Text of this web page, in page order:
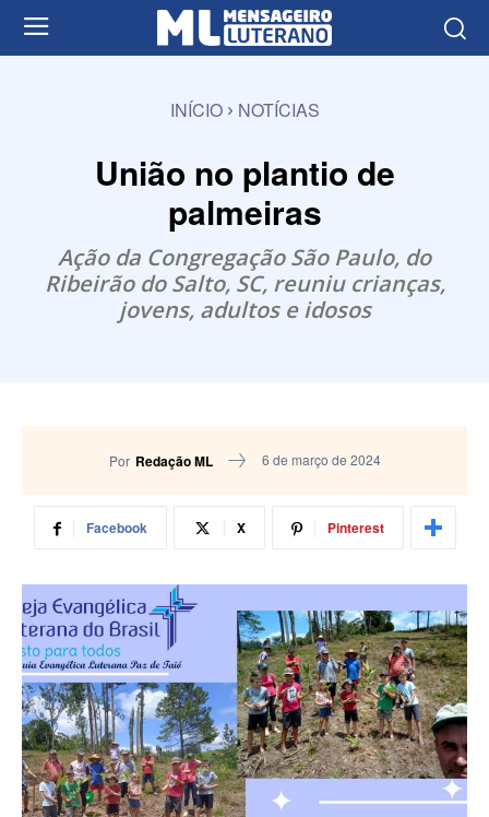
INÍCIO NOTÍCIAS
União no plantio de
palmeiras
Ação da Congregação São Paulo, do
Ribeirão do Salto, SC, reuniu crianças,
jovens, adultos e idosos
Por Redação ML 6 de março de 2024
Facebook X Pinterest